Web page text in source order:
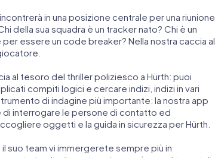
in una posizione centrale per una riunione
della sua squadra è un tracker nato? Chi è un
essere un code breaker? Nella nostra caccia al
al tesoro del thriller poliziesco a Hürth: puoi
compiti logici e cercare indizi, indizi in vari
di indagine più importante: la nostra app
interrogare le persone di contatto ed
oggetti e la guida in sicurezza per Hürth.
suo team vi immergerete sempre più in